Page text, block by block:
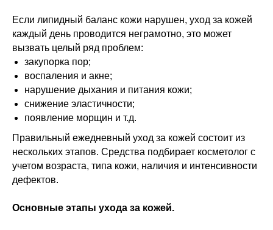
Если липидный баланс кожи нарушен, уход за кожей
каждый день проводится неграмотно, это может
вызвать целый ряд проблем:
закупорка пор;
воспаления и акне;
нарушение дыхания и питания кожи;
снижение эластичности;
появление морщин и т.д.
Правильный ежедневный уход за кожей состоит из
нескольких этапов. Средства подбирает косметолог с
учетом возраста, типа кожи, наличия и интенсивности
дефектов.
Основные этапы ухода за кожей.